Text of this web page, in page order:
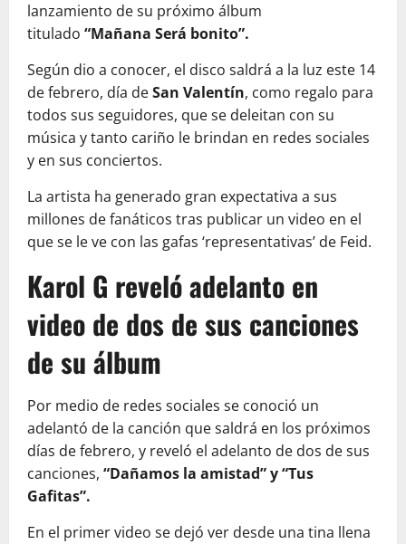
lanzamiento de su próximo álbum
titulado “Mañana Será bonito”.
Según dio a conocer, el disco saldrá a la luz este 14
de febrero, día deSan Valentín, como regalo para
todos sus seguidores, que se deleitan con su
música y tanto cariño le brindan en redes sociales
y en sus conciertos.
La artista ha generado gran expectativa a sus
millones de fanáticos tras publicar un video en el
que se le ve con las gafas ‘representativas’ de Feid.
Karol G reveló adelanto en
video de dos de sus canciones
de su álbum
Por medio de redes sociales se conoció un
adelantó de la canción que saldrá en los próximos
días de febrero, y reveló el adelanto de dos de sus
canciones, “Dañamos la amistad” y “Tus
Gafitas”.
En el primer video se dejó ver desde una tina llena